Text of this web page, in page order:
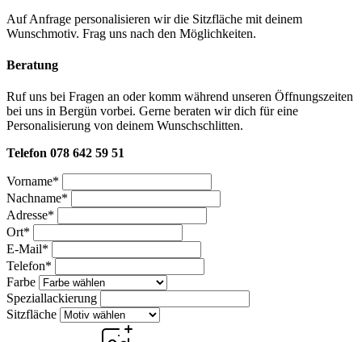
Auf Anfrage personalisieren wir die Sitzfläche mit deinem
Wunschmotiv. Frag uns nach den Möglichkeiten.
Beratung
Ruf uns bei Fragen an oder komm während unseren Öffnungszeiten
bei uns in Bergün vorbei. Gerne beraten wir dich für eine
Personalisierung von deinem Wunschschlitten.
Telefon 078 642 59 51
Vorname*
Nachname*
Adresse*
Ort*
E-Mail*
Telefon*
Farbe
Speziallackierung
Sitzfläche